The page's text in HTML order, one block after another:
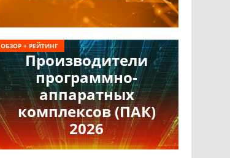
Производители
программно-
аппаратных
комплексов (ПАК)
2026
ОБЗОР + РЕЙТИНГ